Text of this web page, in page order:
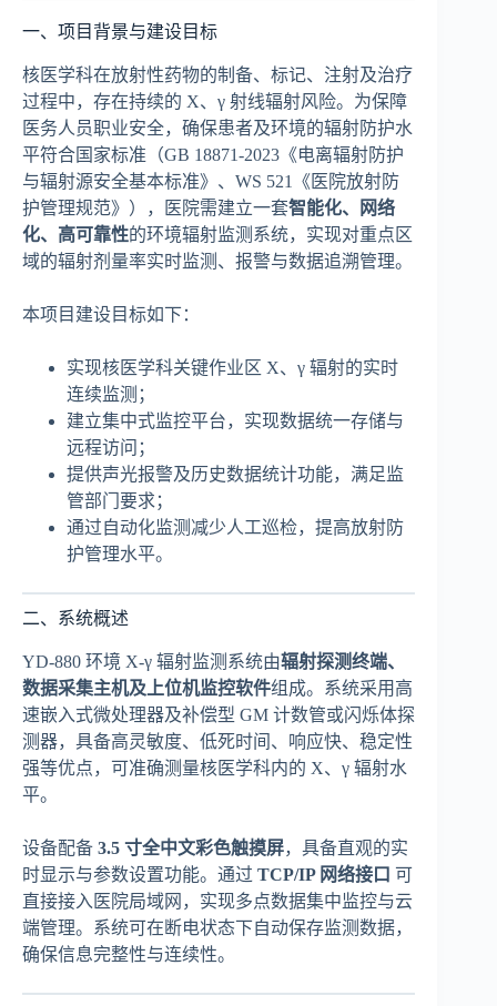
一、项目背景与建设目标
核医学科在放射性药物的制备、标记、注射及治疗
过程中，存在持续的 X、γ 射线辐射风险。为保障
医务人员职业安全，确保患者及环境的辐射防护水
平符合国家标准（GB 18871-2023《电离辐射防护
与辐射源安全基本标准》、WS 521《医院放射防
护管理规范》），医院需建立一套智能化、网络
化、高可靠性的环境辐射监测系统，实现对重点区
域的辐射剂量率实时监测、报警与数据追溯管理。
本项目建设目标如下：
实现核医学科关键作业区 X、γ 辐射的实时
连续监测；
建立集中式监控平台，实现数据统一存储与
远程访问；
提供声光报警及历史数据统计功能，满足监
管部门要求；
通过自动化监测减少人工巡检，提高放射防
护管理水平。
二、系统概述
YD-880 环境 X-γ 辐射监测系统由辐射探测终端、
数据采集主机及上位机监控软件组成。系统采用高
速嵌入式微处理器及补偿型 GM 计数管或闪烁体探
测器，具备高灵敏度、低死时间、响应快、稳定性
强等优点，可准确测量核医学科内的 X、γ 辐射水
平。
设备配备 3.5 寸全中文彩色触摸屏，具备直观的实
时显示与参数设置功能。通过 TCP/IP 网络接口 可
直接接入医院局域网，实现多点数据集中监控与云
端管理。系统可在断电状态下自动保存监测数据，
确保信息完整性与连续性。